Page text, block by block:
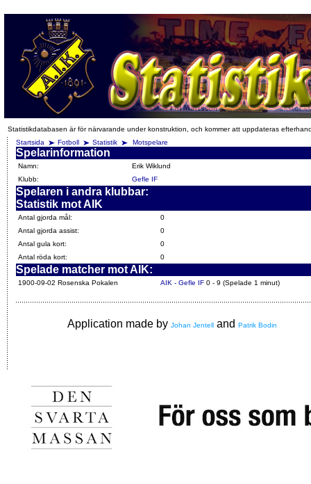
Statistikdatabasen är för närvarande under konstruktion, och kommer att uppdateras
Startsida
Fotboll Statistik Motspelare
Spelarinformation
Namn:
Erik Wiklund
Klubb:
Gefle IF
Spelaren i andra klubbar:
Statistik mot AIK
Antal gjorda mål:
0
Antal gjorda assist:
0
Antal gula kort:
0
Antal röda kort:
0
Spelade matcher mot AIK:
1900-09-02 Rosenska Pokalen AIK - Gefle IF 0 - 9 (Spelade 1 minut)
Application made by Johan Jentell and Patrik Bodin